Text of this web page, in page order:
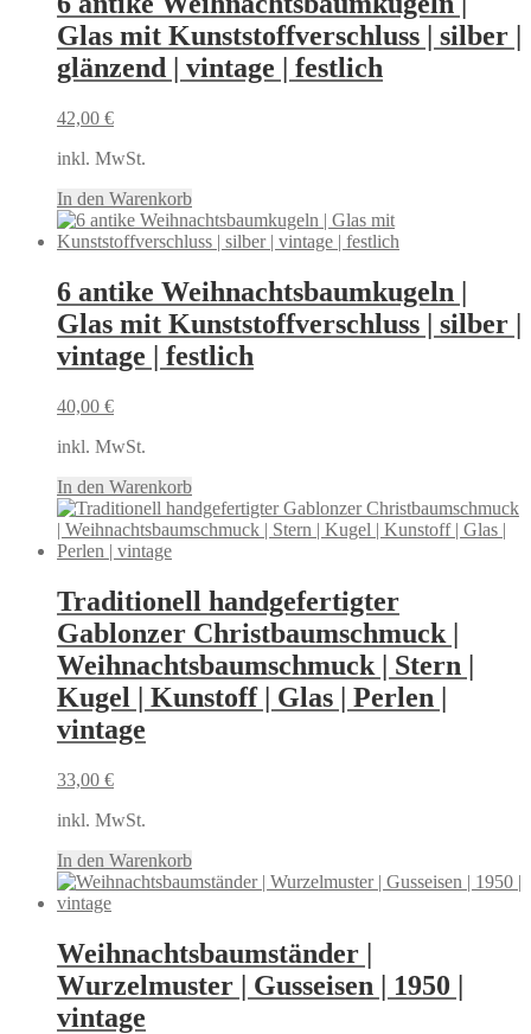
Glas mit Kunststoffverschluss | silber |
glänzend | vintage | festlich
42,00 €
inkl. MwSt.
In den Warenkorb
6 antike Weihnachtsbaumkugeln |
Glas mit Kunststoffverschluss | silber |
vintage | festlich
40,00 €
inkl. MwSt.
In den Warenkorb
Traditionell handgefertigter
Gablonzer Christbaumschmuck |
Weihnachtsbaumschmuck | Stern |
Kugel | Kunstoff | Glas | Perlen |
vintage
33,00 €
inkl. MwSt.
In den Warenkorb
Weihnachtsbaumständer |
Wurzelmuster | Gusseisen | 1950 |
vintage